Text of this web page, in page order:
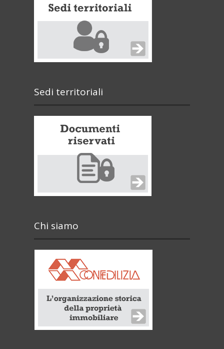
Sedi territoriali
Chi siamo